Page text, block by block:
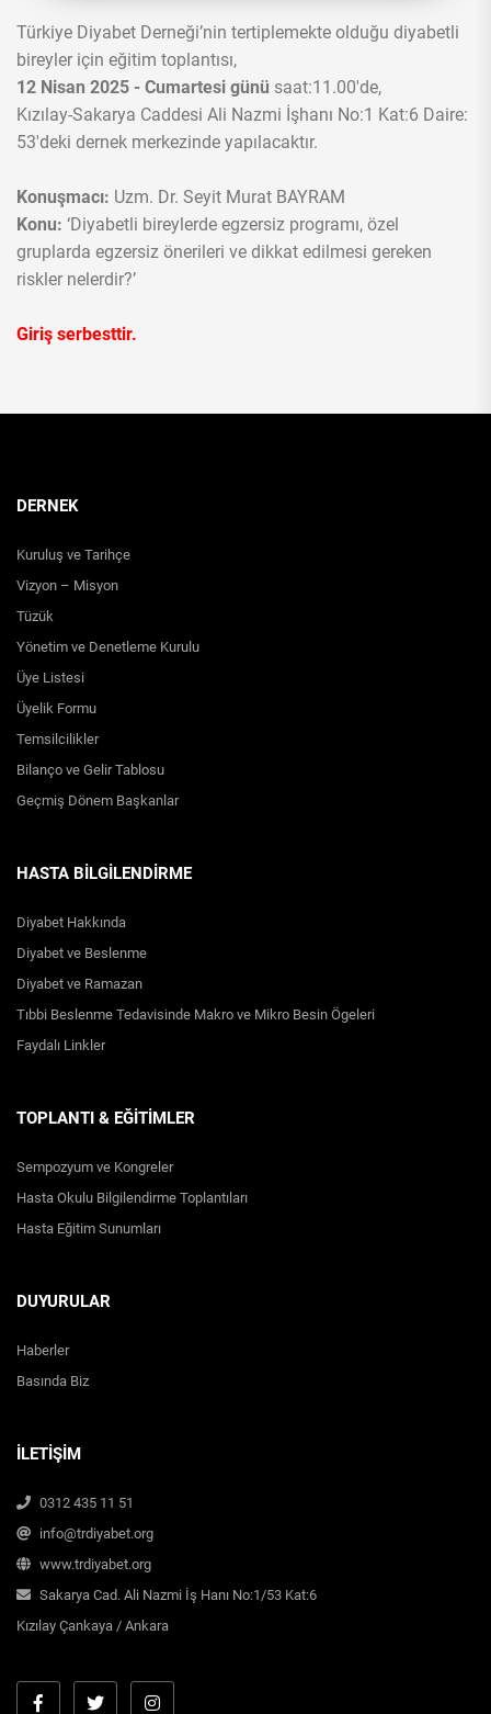
Türkiye Diyabet Derneği’nin tertiplemekte olduğu diyabetli
bireyler için eğitim toplantısı,
12 Nisan 2025 - Cumartesi günü saat:11.00'de,
Kızılay-Sakarya Caddesi Ali Nazmi İşhanı No:1 Kat:6 Daire:
53'deki dernek merkezinde yapılacaktır.
Konuşmacı: Uzm. Dr. Seyit Murat BAYRAM
Konu: ‘Diyabetli bireylerde egzersiz programı, özel
gruplarda egzersiz önerileri ve dikkat edilmesi gereken
riskler nelerdir?’
Giriş serbesttir.
DERNEK
Kuruluş ve Tarihçe
Vizyon – Misyon
Tüzük
Yönetim ve Denetleme Kurulu
Üye Listesi
Üyelik Formu
Temsilcilikler
Bilanço ve Gelir Tablosu
Geçmiş Dönem Başkanlar
HASTA BİLGİLENDİRME
Diyabet Hakkında
Diyabet ve Beslenme
Diyabet ve Ramazan
Tıbbi Beslenme Tedavisinde Makro ve Mikro Besin Ögeleri
Faydalı Linkler
TOPLANTI & EĞİTİMLER
Sempozyum ve Kongreler
Hasta Okulu Bilgilendirme Toplantıları
Hasta Eğitim Sunumları
DUYURULAR
Haberler
Basında Biz
İLETİŞİM
0312 435 11 51
info@trdiyabet.org
www.trdiyabet.org
Sakarya Cad. Ali Nazmi İş Hanı No:1/53 Kat:6
Kızılay Çankaya / Ankara